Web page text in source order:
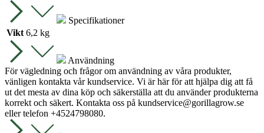
Specifikationer
Vikt 6,2 kg
Användning
För vägledning och frågor om användning av våra produkter,
vänligen kontakta vår kundservice. Vi är här för att hjälpa dig att få
ut det mesta av dina köp och säkerställa att du använder produkterna
korrekt och säkert. Kontakta oss på kundservice@gorillagrow.se
eller telefon +4524798080.